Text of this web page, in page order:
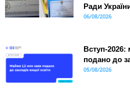
Ради
06/08/2026
Вступ-2026:
подано до
05/08/2026